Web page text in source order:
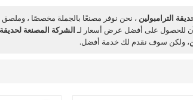
الترامبولين ، نحن نوفر مصنعًا بالجملة مخصصًا ،
للحصول على أفضل عرض أسعار لـ الشركة المصنعة لحديقة
، ولكن سوف نقدم لك خدمة أفضل.